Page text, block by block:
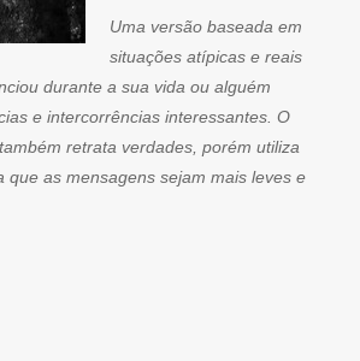
Uma versão baseada em
situações atípicas e reais
durante a sua vida ou alguém
e intercorrências interessantes. O
retrata verdades, porém utiliza
que as mensagens sejam mais leves e